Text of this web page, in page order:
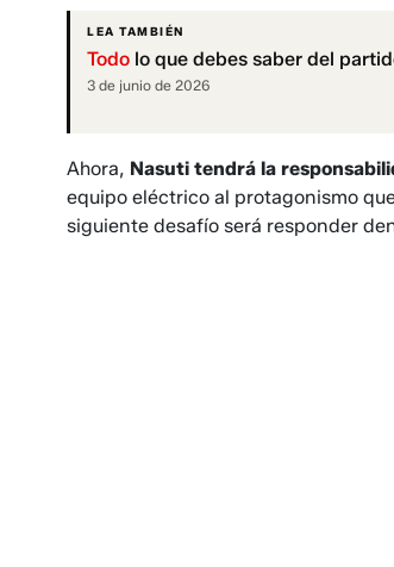
LEA TAMBIÉN
Todo lo que debes saber del
3 de junio de 2026
Ahora, Nasuti tendrá la
equipo eléctrico al protagonismo
siguiente desafío será responder